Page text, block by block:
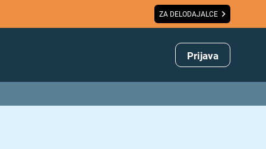
ZA DELODAJALCE
Prijava